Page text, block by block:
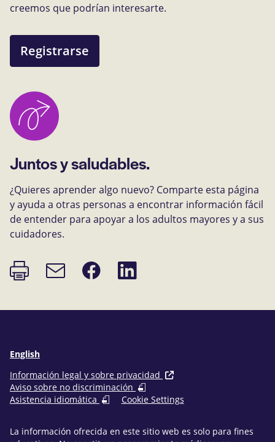
creemos que podrían interesarte.
Registrarse
Juntos y saludables.
¿Quieres aprender algo nuevo? Comparte esta página
y ayuda a otras personas a encontrar información fácil
de entender para apoyar a los adultos mayores y a sus
cuidadores.
Imprimir
página
Enlace
de
Compartir
en
Compartir
en
English
Información legal y sobre privacidad
Aviso sobre no discriminación
Asistencia idiomática
Cookie Settings
La información ofrecida en este sitio web es solo para fines